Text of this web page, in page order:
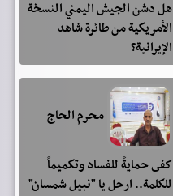
هل دشن الجيش اليمني النسخة
الأمريكية من طائرة شاهد
الإيرانية؟
محرم الحاج
كفى حمايةً للفساد وتكميماً
للكلمة.. ارحل يا "نبيل شمسان"